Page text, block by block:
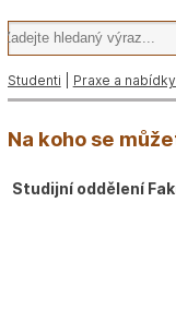
Studenti Praxe a
Na koho se
Studijní oddělení